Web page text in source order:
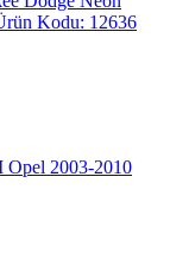
Kodu: 12636
Opel 2003-2010